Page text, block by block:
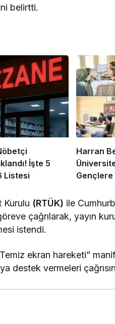
belirtti.
İşte 5
Listesi
Harran
Gençlere
Kurulu (RTÜK) ile
çağrılarak, yayın
istendi.
ekran hareketi”
destek vermeleri